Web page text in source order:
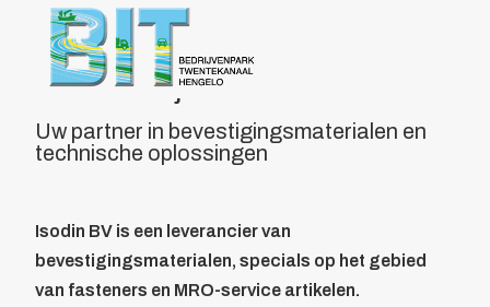
Over BIT
Bestuur
Doelstelling
Parkmanagement
Beheer bedrijvenpark Twentekanaal
Veiligheid
Wijkagent
Home / Leden / Overzicht
Welkom bij Isodin B.V.
Uw partner in bevestigingsmaterialen en
technische oplossingen
Isodin BV is een leverancier van
bevestigingsmaterialen, specials op het gebied
van fasteners en MRO-service artikelen.